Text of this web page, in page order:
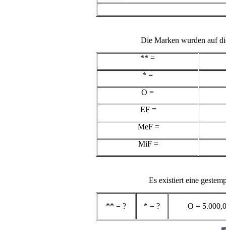
Die Marken wurden auf
** =
* =
O =
EF =
MeF =
MiF =
Es existiert eine
** = ? * = ? O =